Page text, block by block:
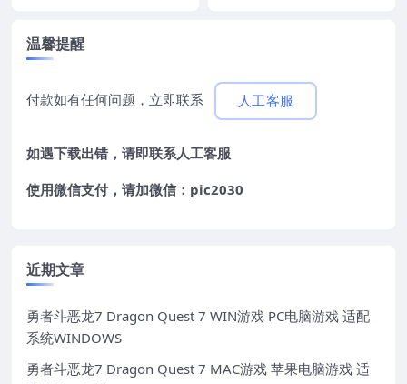
温馨提醒
付款如有任何问题，立即联系 人工客服
如遇下载出错，请即联系人工客服
使用微信支付，请加微信：pic2030
近期文章
勇者斗恶龙7 Dragon Quest 7 WIN游戏 PC电脑游戏 适配
系统WINDOWS
勇者斗恶龙7 Dragon Quest 7 MAC游戏 苹果电脑游戏 适